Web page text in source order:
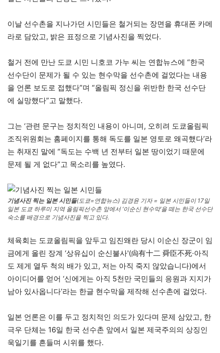
이날 선수촌을 지나가던 시민들은 철거되는 장면을 휴대폰 카메
라로 담았고, 밝은 표정으로 기념사진을 찍었다.
철거 전에 만난 도쿄 시민 니호코 가누 씨는 연합뉴스에 “한국
선수단이 문제가 될 수 있는 현수막을 선수촌에 걸었다는 내용
을 언론 보도로 접했다”며 “올림픽 정신을 위반한 한국 선수단
에 실망했다”고 말했다.
그는 ‘관련 문구는 정치적인 내용이 아니며, 오히려 도쿄올림픽
조직위원회는 홈페이지를 통해 독도를 일본 영토로 왜곡했다’라
는 취재진 말에 “독도는 수백 년 전부터 일본 땅이었기 때문에
문제 될 게 없다”고 목소리를 높였다.
기념사진 찍는 일본 시민들(도쿄=연합뉴스) 김경윤 기자 = 일본 시민들이 17일
일본 도쿄 하루미 지역 올림픽선수촌 앞에서 ‘이순신 현수막’을 떼는 한국 선수단
숙소를 배경으로 기념사진을 찍고 있다.
체육회는 도쿄올림픽을 앞두고 임진왜란 당시 이순신 장군이 임
금에게 올린 장계 ‘상유십이 순신불사'(尙有十二 舜臣不死·아직
도 제게 열두 척의 배가 있고, 저는 아직 죽지 않았습니다)에서
아이디어를 얻어 ‘신에게는 아직 5천만 국민들의 응원과 지지가
남아 있사옵니다’라는 한글 현수막을 제작해 선수촌에 걸었다.
일본 언론은 이를 두고 정치적인 의도가 있다며 문제 삼았고, 한
극우 단체는 16일 한국 선수촌 앞에서 일본 제국주의의 상징인
욱일기를 흔들며 시위를 했다.